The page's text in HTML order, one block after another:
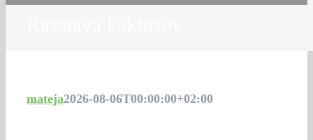
mateja2026-08-06T00:00:00+02:00